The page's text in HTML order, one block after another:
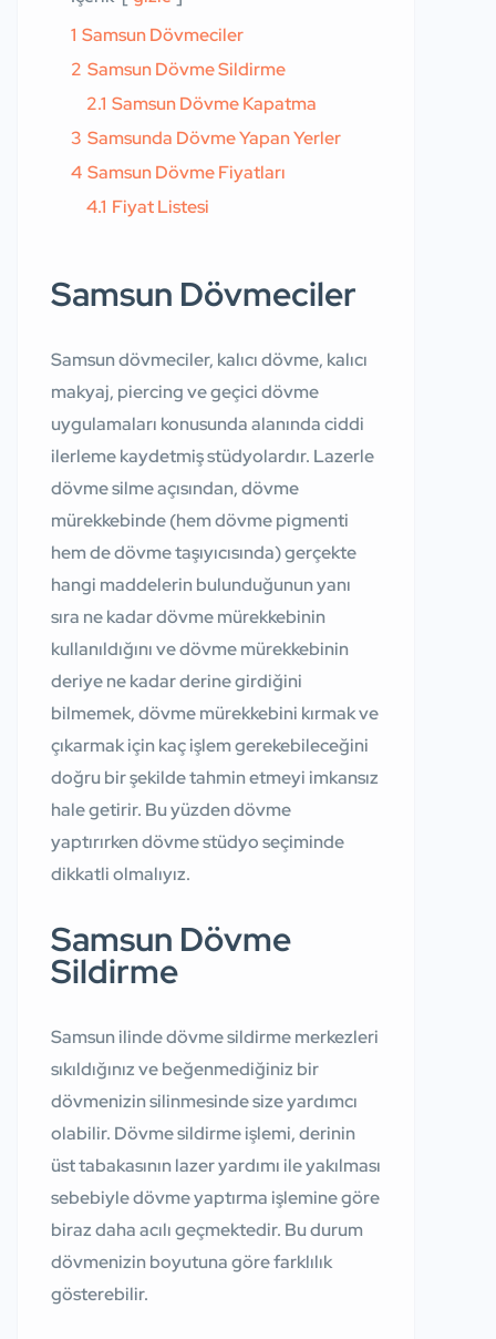
1 Samsun Dövmeciler
2 Samsun Dövme Sildirme
2.1 Samsun Dövme Kapatma
3 Samsunda Dövme Yapan Yerler
4 Samsun Dövme Fiyatları
4.1 Fiyat Listesi
Samsun Dövmeciler
Samsun dövmeciler, kalıcı dövme, kalıcı
makyaj, piercing ve geçici dövme
uygulamaları konusunda alanında ciddi
ilerleme kaydetmiş stüdyolardır. Lazerle
dövme silme açısından, dövme
mürekkebinde (hem dövme pigmenti
hem de dövme taşıyıcısında) gerçekte
hangi maddelerin bulunduğunun yanı
sıra ne kadar dövme mürekkebinin
kullanıldığını ve dövme mürekkebinin
deriye ne kadar derine girdiğini
bilmemek, dövme mürekkebini kırmak ve
çıkarmak için kaç işlem gerekebileceğini
doğru bir şekilde tahmin etmeyi imkansız
hale getirir. Bu yüzden dövme
yaptırırken dövme stüdyo seçiminde
dikkatli olmalıyız.
Samsun Dövme
Sildirme
Samsun ilinde dövme sildirme merkezleri
sıkıldığınız ve beğenmediğiniz bir
dövmenizin silinmesinde size yardımcı
olabilir. Dövme sildirme işlemi, derinin
üst tabakasının lazer yardımı ile yakılması
sebebiyle dövme yaptırma işlemine göre
biraz daha acılı geçmektedir. Bu durum
dövmenizin boyutuna göre farklılık
gösterebilir.